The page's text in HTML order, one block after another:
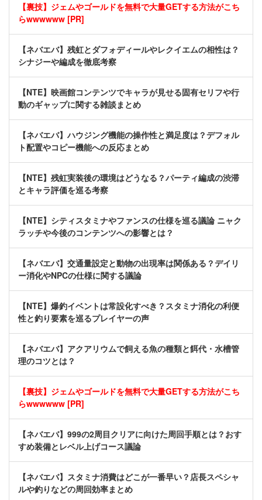
【裏技】ジェムやゴールドを無料で大量GETする方法がこち
らwwwwww [PR]
【ネバエバ】残虹とダフォディールやレクイエムの相性は？
シナジーや編成を徹底考察
【NTE】映画館コンテンツでキャラが見せる固有セリフや行
動のギャップに関する雑談まとめ
【ネバエバ】ハウジング機能の操作性と満足度は？デフォル
ト配置やコピー機能への反応まとめ
【NTE】残虹実装後の環境はどうなる？パーティ編成の渋滞
とキャラ評価を巡る考察
【NTE】シティスタミナやファンスの仕様を巡る議論 ニャク
ラッチや今後のコンテンツへの影響とは？
【ネバエバ】交通量設定と動物の出現率は関係ある？デイリ
ー消化やNPCの仕様に関する議論
【NTE】爆釣イベントは常設化すべき？スタミナ消化の利便
性と釣り要素を巡るプレイヤーの声
【ネバエバ】アクアリウムで飼える魚の種類と餌代・水槽管
理のコツとは？
【裏技】ジェムやゴールドを無料で大量GETする方法がこち
らwwwwww [PR]
【ネバエバ】999の2周目クリアに向けた周回手順とは？おす
すめ装備とレベル上げコース議論
【ネバエバ】スタミナ消費はどこが一番早い？店長スペシャ
ルや釣りなどの周回効率まとめ